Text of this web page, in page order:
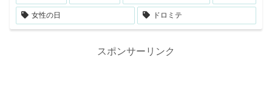
女性の日 ドロミテ
スポンサーリンク